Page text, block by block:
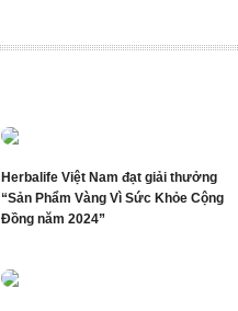
Herbalife Việt Nam đạt giải thưởng
“Sản Phẩm Vàng Vì Sức Khỏe Cộng
Đồng năm 2024”